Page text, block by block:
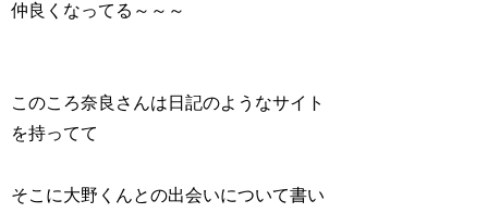
仲良くなってる～～～
このころ奈良さんは日記のようなサイト
を持ってて
そこに大野くんとの出会いについて書い